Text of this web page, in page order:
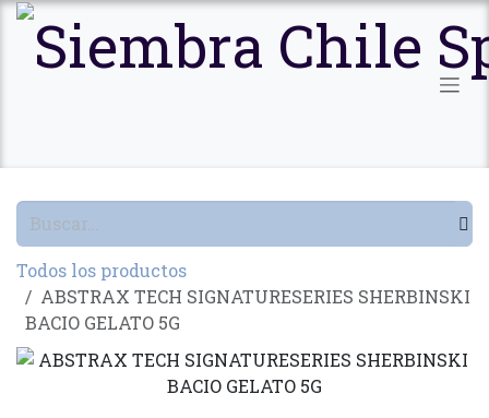
Ir al contenido
Todos los productos
ABSTRAX TECH SIGNATURESERIES SHERBINSKI
BACIO GELATO 5G